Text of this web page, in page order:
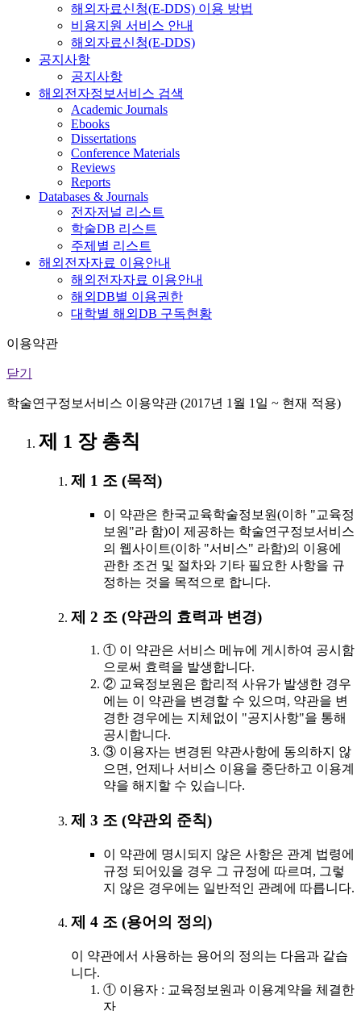
해외자료신청(E-DDS) 이용 방법
비용지원 서비스 안내
해외자료신청(E-DDS)
공지사항
공지사항
해외전자정보서비스 검색
Academic Journals
Ebooks
Dissertations
Conference Materials
Reviews
Reports
Databases & Journals
전자저널 리스트
학술DB 리스트
주제별 리스트
해외전자자료 이용안내
해외전자자료 이용안내
해외DB별 이용권한
대학별 해외DB 구독현황
이용약관
닫기
학술연구정보서비스 이용약관 (2017년 1월 1일 ~ 현재 적용)
제 1 장 총칙
제 1 조 (목적)
이 약관은 한국교육학술정보원(이하 "교육정
보원"라 함)이 제공하는 학술연구정보서비스
의 웹사이트(이하 "서비스" 라함)의 이용에
관한 조건 및 절차와 기타 필요한 사항을 규
정하는 것을 목적으로 합니다.
제 2 조 (약관의 효력과 변경)
① 이 약관은 서비스 메뉴에 게시하여 공시함
으로써 효력을 발생합니다.
② 교육정보원은 합리적 사유가 발생한 경우
에는 이 약관을 변경할 수 있으며, 약관을 변
경한 경우에는 지체없이 "공지사항"을 통해
공시합니다.
③ 이용자는 변경된 약관사항에 동의하지 않
으면, 언제나 서비스 이용을 중단하고 이용계
약을 해지할 수 있습니다.
제 3 조 (약관외 준칙)
이 약관에 명시되지 않은 사항은 관계 법령에
규정 되어있을 경우 그 규정에 따르며, 그렇
지 않은 경우에는 일반적인 관례에 따릅니다.
제 4 조 (용어의 정의)
이 약관에서 사용하는 용어의 정의는 다음과 같습
니다.
① 이용자 : 교육정보원과 이용계약을 체결한
자